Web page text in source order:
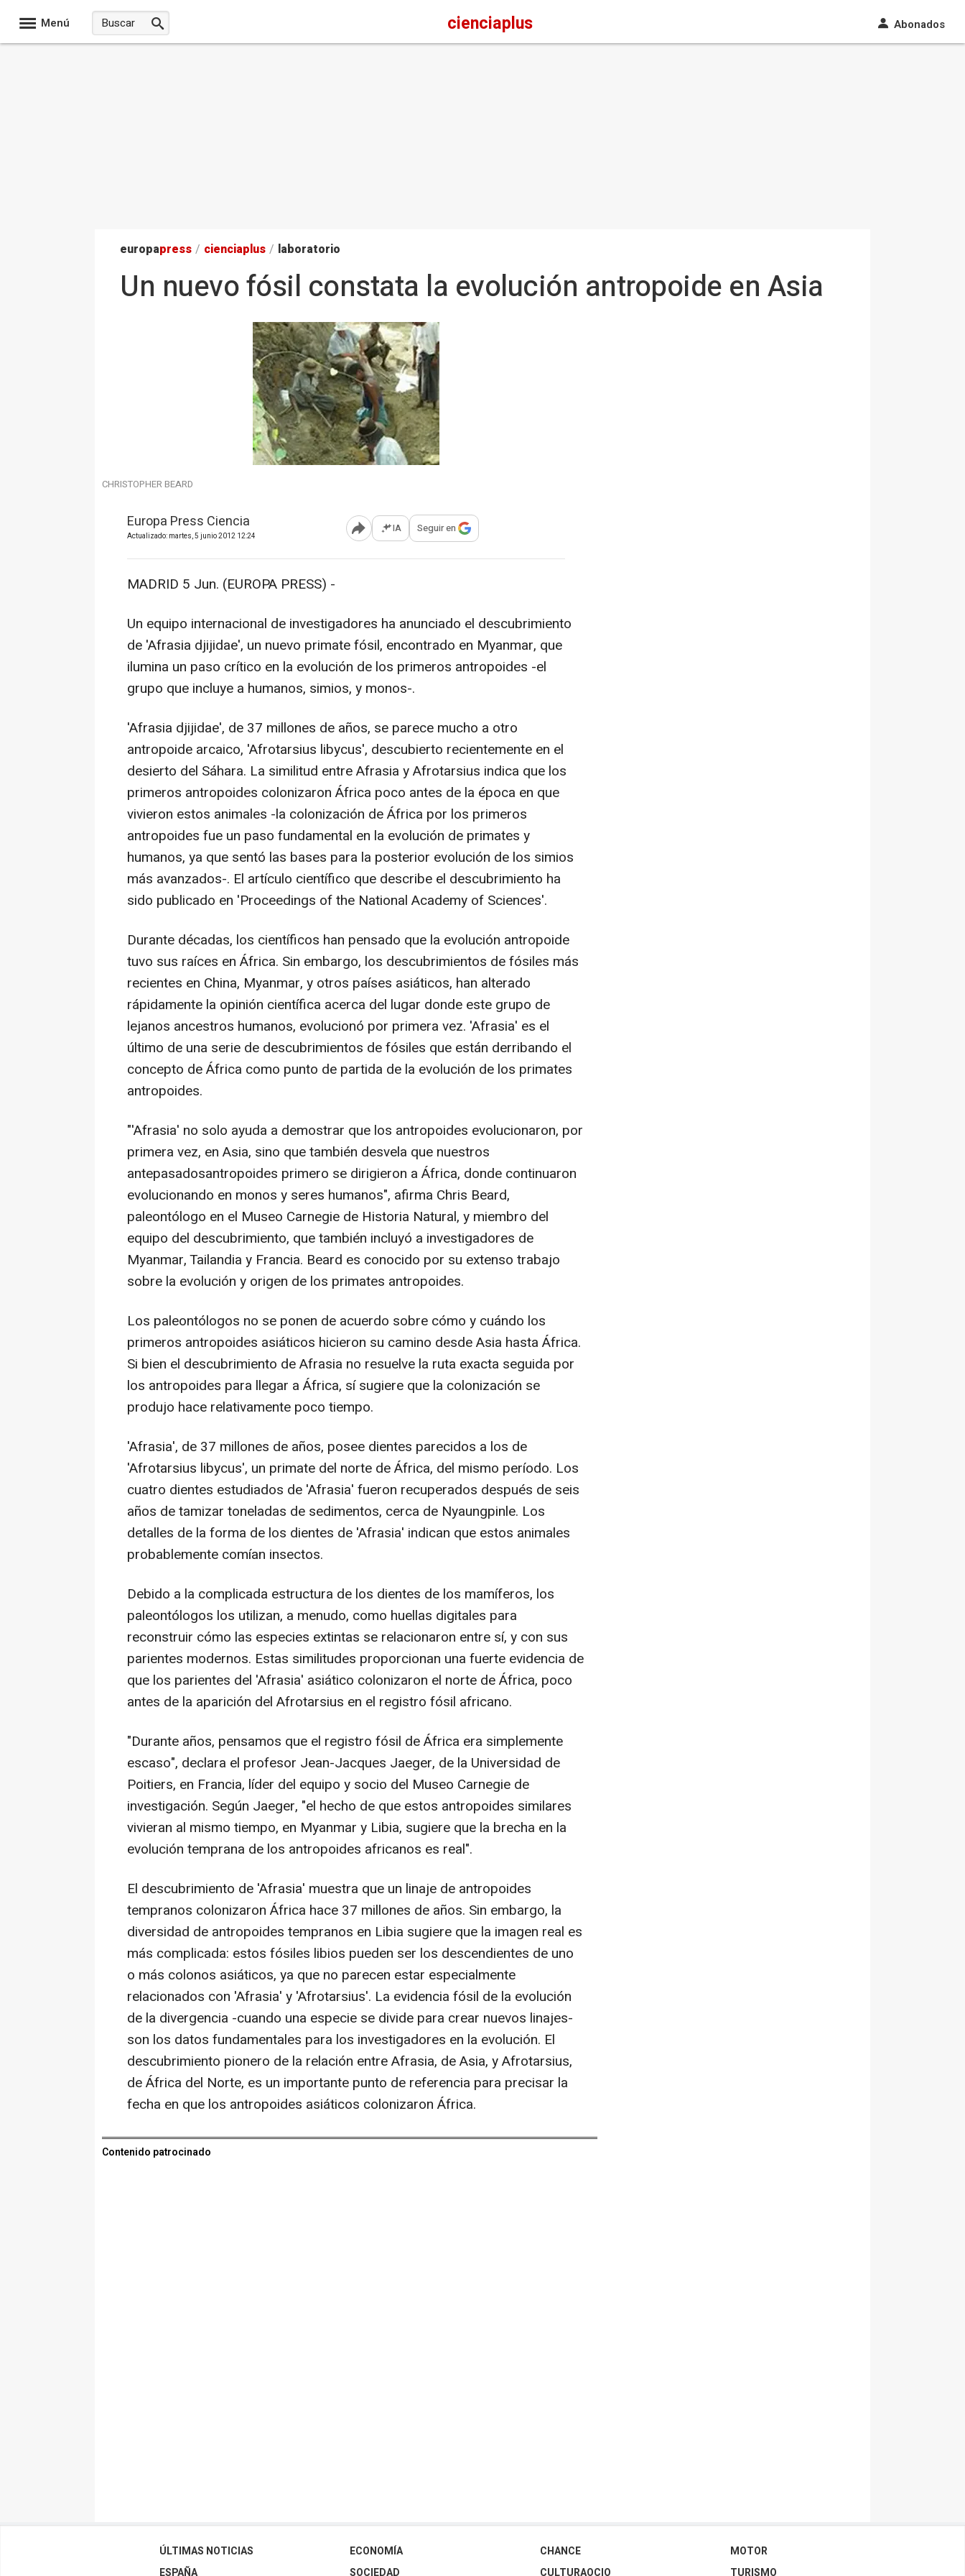
Menú cienciaplus Abonados
europapress / cienciaplus / laboratorio
Un nuevo fósil constata la evolución antropoide en Asia
CHRISTOPHER BEARD
Europa Press Ciencia
Actualizado: martes, 5 junio 2012 12:24 Abrir opciones para compartir
IA Seguir en
MADRID 5 Jun. (EUROPA PRESS) -
Un equipo internacional de investigadores ha anunciado el descubrimiento
de 'Afrasia djijidae', un nuevo primate fósil, encontrado en Myanmar, que
ilumina un paso crítico en la evolución de los primeros antropoides -el
grupo que incluye a humanos, simios, y monos-.
'Afrasia djijidae', de 37 millones de años, se parece mucho a otro
antropoide arcaico, 'Afrotarsius libycus', descubierto recientemente en el
desierto del Sáhara. La similitud entre Afrasia y Afrotarsius indica que los
primeros antropoides colonizaron África poco antes de la época en que
vivieron estos animales -la colonización de África por los primeros
antropoides fue un paso fundamental en la evolución de primates y
humanos, ya que sentó las bases para la posterior evolución de los simios
más avanzados-. El artículo científico que describe el descubrimiento ha
sido publicado en 'Proceedings of the National Academy of Sciences'.
Durante décadas, los científicos han pensado que la evolución antropoide
tuvo sus raíces en África. Sin embargo, los descubrimientos de fósiles más
recientes en China, Myanmar, y otros países asiáticos, han alterado
rápidamente la opinión científica acerca del lugar donde este grupo de
lejanos ancestros humanos, evolucionó por primera vez. 'Afrasia' es el
último de una serie de descubrimientos de fósiles que están derribando el
concepto de África como punto de partida de la evolución de los primates
antropoides.
"'Afrasia' no solo ayuda a demostrar que los antropoides evolucionaron, por
primera vez, en Asia, sino que también desvela que nuestros
antepasadosantropoides primero se dirigieron a África, donde continuaron
evolucionando en monos y seres humanos", afirma Chris Beard,
paleontólogo en el Museo Carnegie de Historia Natural, y miembro del
equipo del descubrimiento, que también incluyó a investigadores de
Myanmar, Tailandia y Francia. Beard es conocido por su extenso trabajo
sobre la evolución y origen de los primates antropoides.
Los paleontólogos no se ponen de acuerdo sobre cómo y cuándo los
primeros antropoides asiáticos hicieron su camino desde Asia hasta África.
Si bien el descubrimiento de Afrasia no resuelve la ruta exacta seguida por
los antropoides para llegar a África, sí sugiere que la colonización se
produjo hace relativamente poco tiempo.
'Afrasia', de 37 millones de años, posee dientes parecidos a los de
'Afrotarsius libycus', un primate del norte de África, del mismo período. Los
cuatro dientes estudiados de 'Afrasia' fueron recuperados después de seis
años de tamizar toneladas de sedimentos, cerca de Nyaungpinle. Los
detalles de la forma de los dientes de 'Afrasia' indican que estos animales
probablemente comían insectos.
Debido a la complicada estructura de los dientes de los mamíferos, los
paleontólogos los utilizan, a menudo, como huellas digitales para
reconstruir cómo las especies extintas se relacionaron entre sí, y con sus
parientes modernos. Estas similitudes proporcionan una fuerte evidencia de
que los parientes del 'Afrasia' asiático colonizaron el norte de África, poco
antes de la aparición del Afrotarsius en el registro fósil africano.
"Durante años, pensamos que el registro fósil de África era simplemente
escaso", declara el profesor Jean-Jacques Jaeger, de la Universidad de
Poitiers, en Francia, líder del equipo y socio del Museo Carnegie de
investigación. Según Jaeger, "el hecho de que estos antropoides similares
vivieran al mismo tiempo, en Myanmar y Libia, sugiere que la brecha en la
evolución temprana de los antropoides africanos es real".
El descubrimiento de 'Afrasia' muestra que un linaje de antropoides
tempranos colonizaron África hace 37 millones de años. Sin embargo, la
diversidad de antropoides tempranos en Libia sugiere que la imagen real es
más complicada: estos fósiles libios pueden ser los descendientes de uno
o más colonos asiáticos, ya que no parecen estar especialmente
relacionados con 'Afrasia' y 'Afrotarsius'. La evidencia fósil de la evolución
de la divergencia -cuando una especie se divide para crear nuevos linajes-
son los datos fundamentales para los investigadores en la evolución. El
descubrimiento pionero de la relación entre Afrasia, de Asia, y Afrotarsius,
de África del Norte, es un importante punto de referencia para precisar la
fecha en que los antropoides asiáticos colonizaron África.
Contenido patrocinado
ÚLTIMAS NOTICIAS
ESPAÑA
ECONOMÍA
SOCIEDAD
CHANCE
CULTURAOCIO
MOTOR
TURISMO